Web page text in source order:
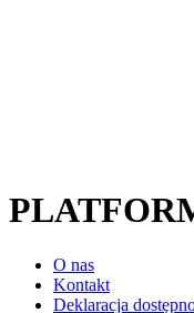
O nas
Kontakt
Deklaracja